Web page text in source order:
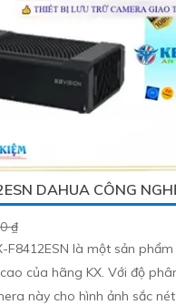
DAHUA CÔNG
₫
F8412ESN là một sản
KX. Với độ phân giải Full HD
này cho hình ảnh sắc